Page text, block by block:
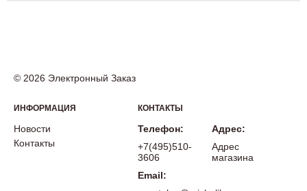
© 2026 Электронный Заказ
ИНФОРМАЦИЯ
Новости
Контакты
КОНТАКТЫ
Телефон:
+7(495)510-
3606
Email:
Адрес:
Адрес
магазина